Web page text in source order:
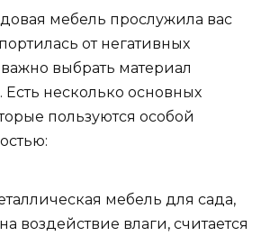
мебель прослужила вас
от негативных
выбрать материал
Есть несколько основных
пользуются особой
мебель для сада,
воздействие влаги, считается